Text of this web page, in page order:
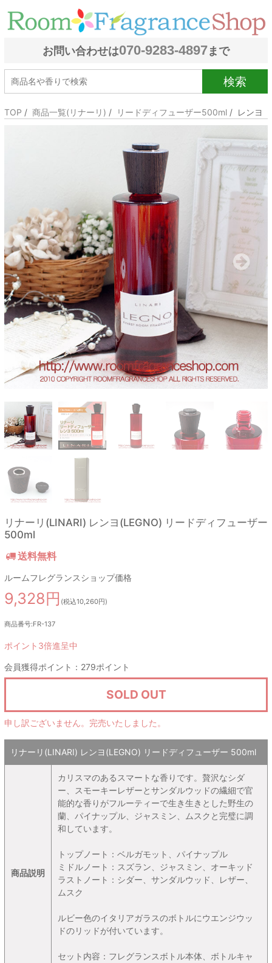
お問い合わせは070-9283-4897まで
検索
TOP / 商品一覧(リナーリ) / リードディフューザー500ml / レンヨ
リナーリ(LINARI) レンヨ(LEGNO) リードディフューザー
500ml
送料無料
ルームフレグランスショップ価格
9,328円 (税込10,260円)
商品番号:FR-137
ポイント3倍進呈中
会員獲得ポイント：279ポイント
SOLD OUT
申し訳ございません。完売いたしました。
リナーリ(LINARI) レンヨ(LEGNO) リードディフューザー 500ml
商品説明
カリスマのあるスマートな香りです。贅沢なシダ
ー、スモーキーレザーとサンダルウッドの繊細で官
能的な香りがフルーティーで生き生きとした野生の
蘭、パイナップル、ジャスミン、ムスクと完璧に調
和しています。
トップノート：ベルガモット、パイナップル
ミドルノート：スズラン、ジャスミン、オーキッド
ラストノート：シダー、サンダルウッド、レザー、
ムスク
ルビー色のイタリアガラスのボトルにウエンジウッ
ドのリッドが付いています。
セット内容：フレグランスボトル本体、ボトルキャ